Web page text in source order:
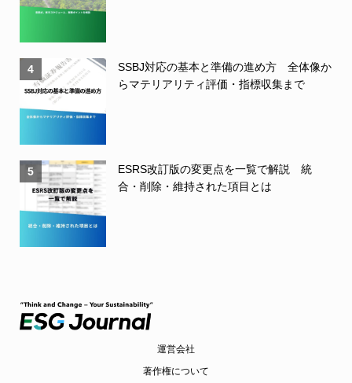
4
SSBJ対応の基本と準備の進め方 全体像か
らマテリアリティ評価・指標収集まで
5
ESRS改訂版の変更点を一覧で解説 統
合・削除・維持された項目とは
運営会社
著作権について